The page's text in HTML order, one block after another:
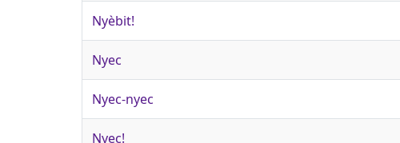
Nyèbit!
Nyec
Nyec-nyec
Nyec!